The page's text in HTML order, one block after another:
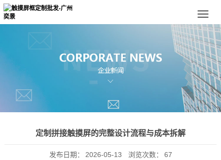
定制拼接触摸屏的完整设计流程与成本拆解
发布日期： 2026-05-13 浏览次数： 67